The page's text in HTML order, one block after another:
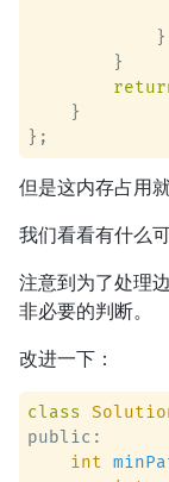
            }
        }
    }
但是这内存占用
我们看看有什么
注意到为了处理
非必要的判断。
改进一下：
class
public:
int